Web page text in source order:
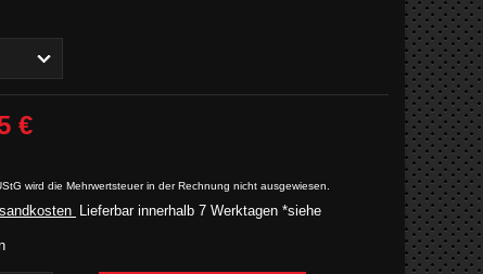
€
wird die Mehrwertsteuer in der Rechnung nicht ausgewiesen.
Lieferbar innerhalb 7 Werktagen *siehe